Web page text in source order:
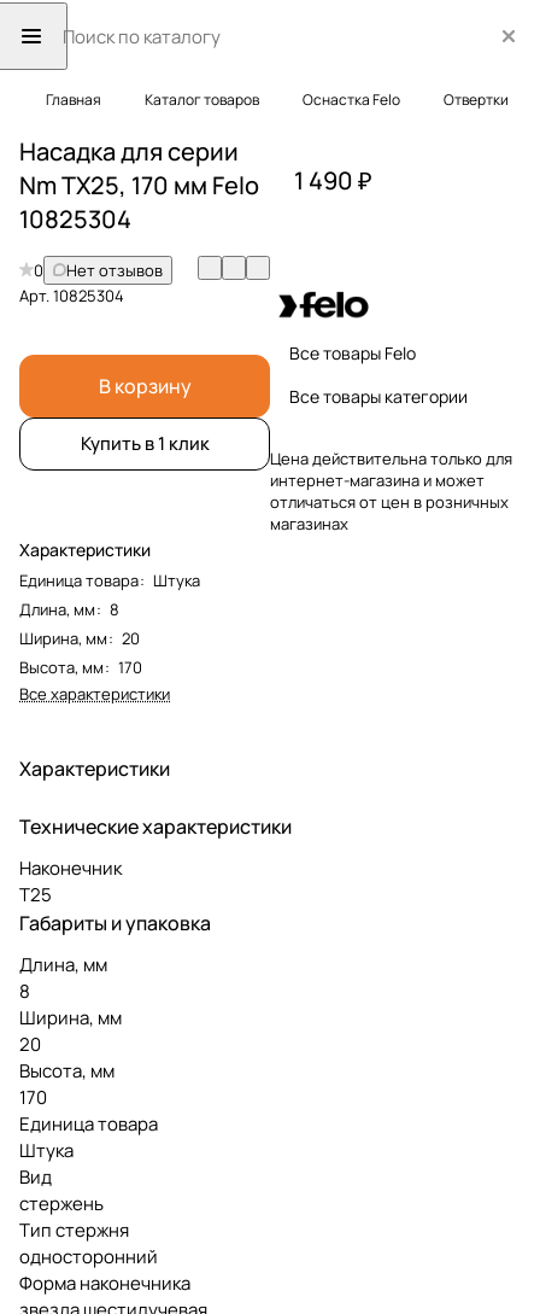
Главная Каталог товаров Оснастка Felo Отвертки
Насадка для серии
Nm TX25, 170 мм Felo
10825304
0
Нет отзывов
Арт.10825304
В корзину
Купить в 1 клик
Характеристики
Единица товара: Штука
Длина, мм: 8
Ширина, мм: 20
Высота, мм: 170
Все характеристики
1 490 ₽
Все товары Felo
Все товары категории
Цена действительна только для
интернет-магазина и может
отличаться от цен в розничных
магазинах
Характеристики
Технические характеристики
Наконечник
T25
Габариты и упаковка
Длина, мм
8
Ширина, мм
20
Высота, мм
170
Единица товара
Штука
Вид
стержень
Тип стержня
односторонний
Форма наконечника